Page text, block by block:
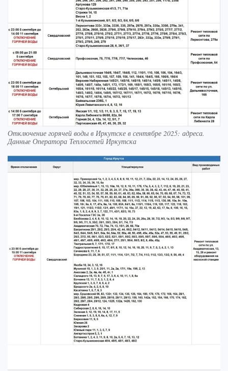
Отключение горячей воды в Иркутске в сентябре 2025: адреса.
Данные Оператора Теплосетей Иркутска